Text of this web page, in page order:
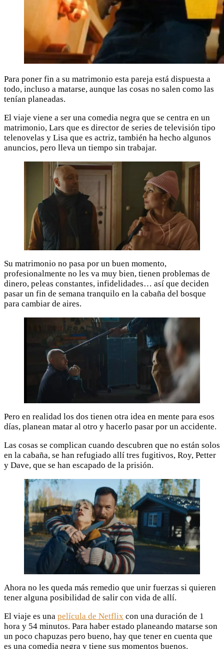
Para poner fin a su matrimonio esta pareja está dispuesta a
todo, incluso a matarse, aunque las cosas no salen como las
tenían planeadas.
El viaje viene a ser una comedia negra que se centra en un
matrimonio, Lars que es director de series de televisión tipo
telenovelas y Lisa que es actriz, también ha hecho algunos
anuncios, pero lleva un tiempo sin trabajar.
Su matrimonio no pasa por un buen momento,
profesionalmente no les va muy bien, tienen problemas de
dinero, peleas constantes, infidelidades… así que deciden
pasar un fin de semana tranquilo en la cabaña del bosque
para cambiar de aires.
Pero en realidad los dos tienen otra idea en mente para esos
días, planean matar al otro y hacerlo pasar por un accidente.
Las cosas se complican cuando descubren que no están solos
en la cabaña, se han refugiado allí tres fugitivos, Roy, Petter
y Dave, que se han escapado de la prisión.
Ahora no les queda más remedio que unir fuerzas si quieren
tener alguna posibilidad de salir con vida de allí.
El viaje es una película de Netflix con una duración de 1
hora y 54 minutos. Para haber estado planeando matarse son
un poco chapuzas pero bueno, hay que tener en cuenta que
es una comedia negra y tiene sus momentos buenos.